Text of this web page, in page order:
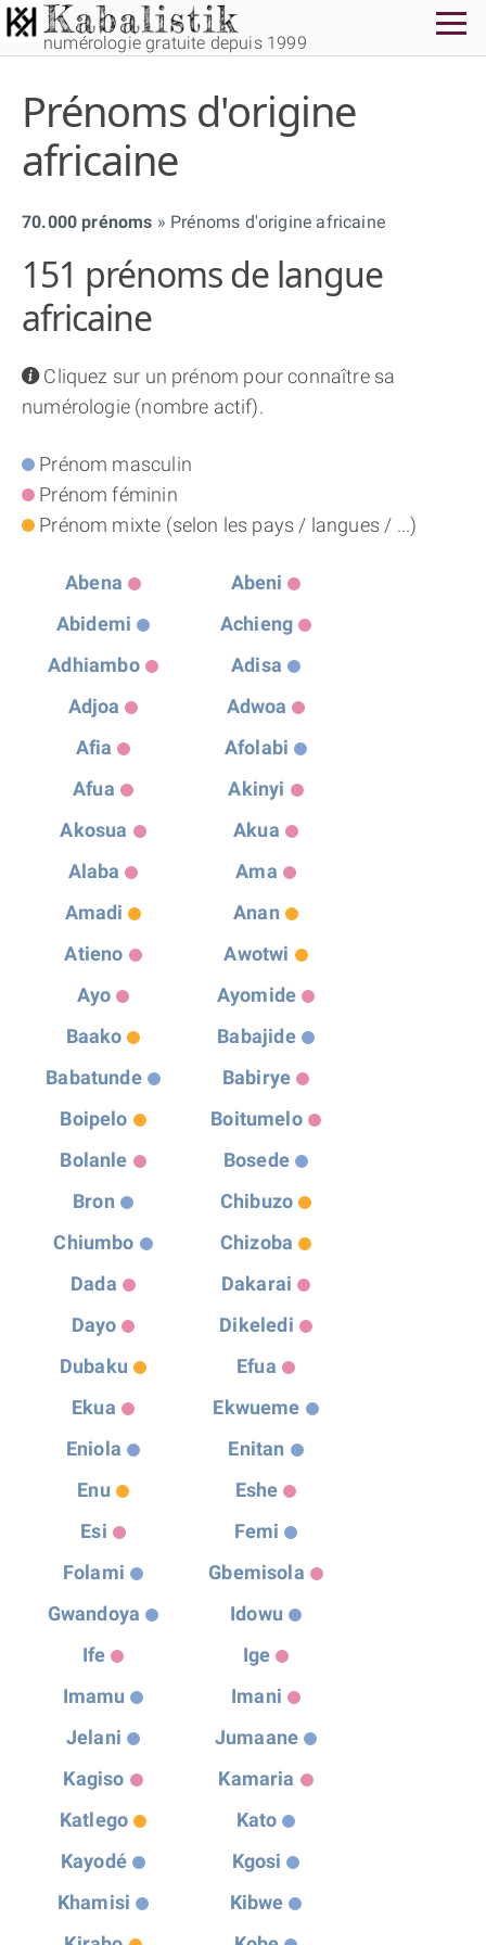
numérologie gratuite depuis 1999
Prénoms d'origine
africaine
70.000 prénoms Prénoms d'origine africaine
151 prénoms de langue
africaine
infoCliquez sur un prénom pour connaître sa
numérologie (nombre actif).
Prénom masculin
Prénom féminin
Prénom mixte (selon les pays / langues / ...)
Abena
Abeni
Abidemi
Achieng
Adhiambo
Adisa
Adjoa
Adwoa
Afia
Afolabi
Afua
Akinyi
Akosua
Akua
Alaba
Ama
Amadi
Anan
Atieno
Awotwi
Ayo
Ayomide
Baako
Babajide
Babatunde
Babirye
Boipelo
Boitumelo
Bolanle
Bosede
Bron
Chibuzo
Chiumbo
Chizoba
Dada
Dakarai
Dayo
Dikeledi
Dubaku
Efua
Ekua
Ekwueme
Eniola
Enitan
Enu
Eshe
Esi
Femi
Folami
Gbemisola
Gwandoya
Idowu
Ife
Ige
Imamu
Imani
Jelani
Jumaane
Kagiso
Kamaria
Katlego
Kato
Kayodé
Kgosi
Khamisi
Kibwe
THÈME GRATUIT
THÈME NUMÉROLOGIQUE APPROFONDI
THÈME TEMPOREL
THÈME « DOUBLE JE »
APPRENDRE LA NUMÉROLOGIE
EXPLORER LA NUMÉROLOGIE
70.000 PRÉNOMS
(À PROPOS)